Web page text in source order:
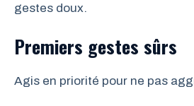
gestes doux.
Premiers gestes sûrs
Agis en priorité pour ne pas